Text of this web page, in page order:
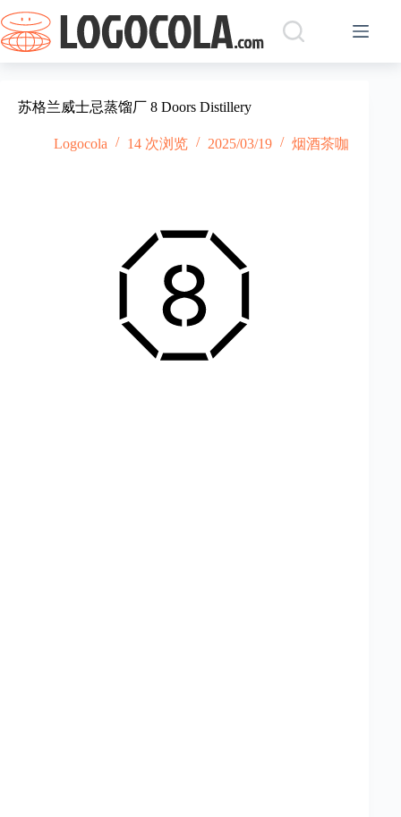
过
内
容
苏格兰威士忌蒸馏厂 8 Doors Distillery
Logocola 14 次浏览 2025/03/19 烟酒茶咖